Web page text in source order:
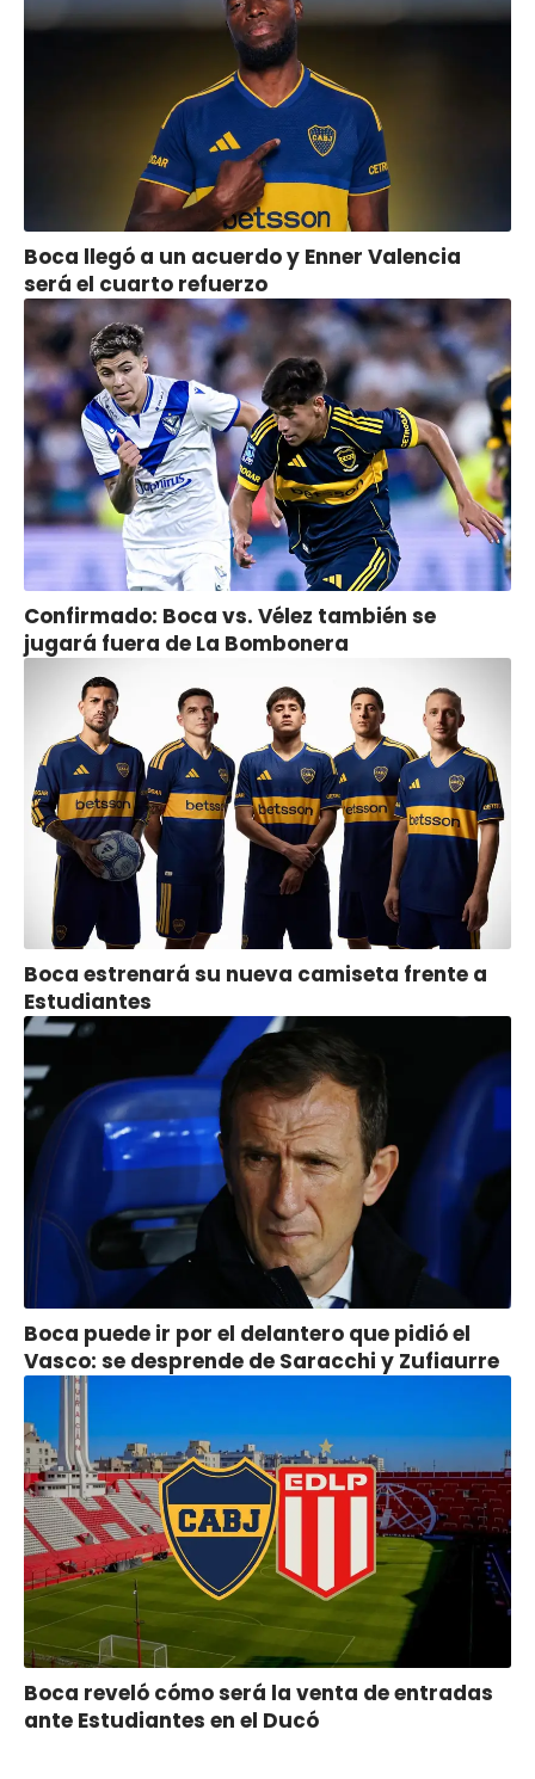
Boca llegó a un acuerdo y Enner Valencia
será el cuarto refuerzo
Confirmado: Boca vs. Vélez también se
jugará fuera de La Bombonera
Boca estrenará su nueva camiseta frente a
Estudiantes
Boca puede ir por el delantero que pidió el
Vasco: se desprende de Saracchi y Zufiaurre
Boca reveló cómo será la venta de entradas
ante Estudiantes en el Ducó